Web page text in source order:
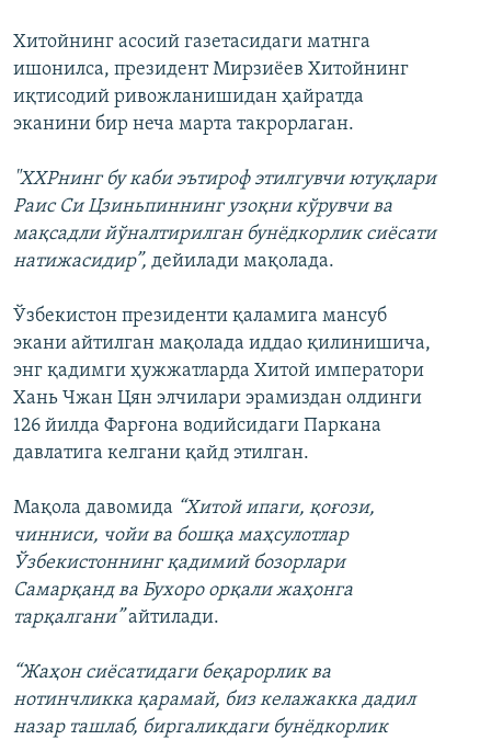
Хитойнинг асосий газетасидаги матнга
ишонилса, президент Мирзиёев Хитойнинг
иқтисодий ривожланишидан ҳайратда
эканини бир неча марта такрорлаган.
"ХХРнинг бу каби эътироф этилгувчи ютуқлари
Раис Си Цзиньпиннинг узоқни кўрувчи ва
мақсадли йўналтирилган бунёдкорлик сиёсати
натижасидир”, дейилади мақолада.
Ўзбекистон президенти қаламига мансуб
экани айтилган мақолада иддао қилинишича,
энг қадимги ҳужжатларда Хитой императори
Хань Чжан Цян элчилари эрамиздан олдинги
126 йилда Фарғона водийсидаги Паркана
давлатига келгани қайд этилган.
Мақола давомида “Хитой ипаги, қоғози,
чинниси, чойи ва бошқа маҳсулотлар
Ўзбекистоннинг қадимий бозорлари
Самарқанд ва Бухоро орқали жаҳонга
тарқалгани”айтилади.
“Жаҳон сиёсатидаги беқарорлик ва
нотинчликка қарамай, биз келажакка дадил
назар ташлаб, биргаликдаги бунёдкорлик